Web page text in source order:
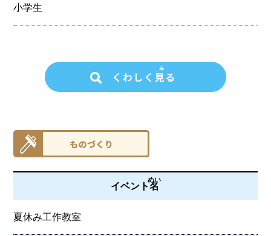
小学生
イベント名
めい
夏休み工作教室